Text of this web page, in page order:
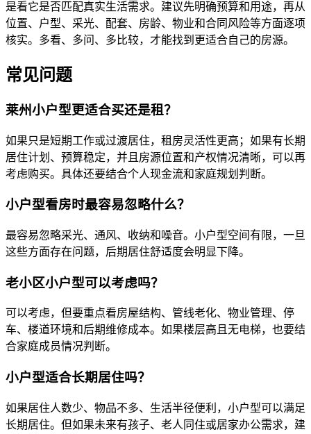
是看它是否匹配真实生活需求。建议先明确预算和用途，再从
位置、户型、采光、配套、房龄、物业和合同风险等方面逐项
核实。多看、多问、多比较，才能找到更适合自己的房源。
常见问题
莱州小户型更适合买还是租？
如果只是短期工作或过渡居住，租房灵活性更高；如果有长期
居住计划、预算稳定，并且房源位置和产权情况清晰，可以再
考虑购买。具体还要结合个人现金流和家庭规划判断。
小户型看房时最容易忽略什么？
最容易忽略采光、通风、收纳和噪音。小户型空间有限，一旦
这些方面存在问题，后期居住舒适度会明显下降。
老小区小户型可以考虑吗？
可以考虑，但要重点看房屋结构、管线老化、物业管理、停
车、楼道环境和后期维修成本。如果楼层高且无电梯，也要结
合家庭成员情况判断。
小户型适合长期居住吗？
如果居住人数少、物品不多、生活半径便利，小户型可以满足
长期居住。但如果未来有孩子、老人同住或居家办公需求，建